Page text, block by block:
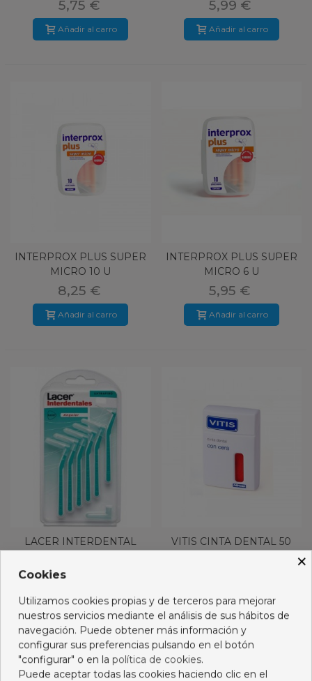
5,75 €
Añadir al carro
5,99 €
Añadir al carro
INTERPROX PLUS SUPER
MICRO 10 U
8,25 €
Añadir al carro
INTERPROX PLUS SUPER
MICRO 6 U
5,95 €
Añadir al carro
LACER INTERDENTAL
5,55 €
Añadir al carro
VITIS CINTA DENTAL 50
Añadir al carro
×
Cookies
Utilizamos cookies propias y de terceros para mejorar
nuestros servicios mediante el análisis de sus hábitos de
navegación. Puede obtener más información y
configurar sus preferencias pulsando en el botón
"configurar" o en la política de cookies.
Puede aceptar todas las cookies haciendo clic en el